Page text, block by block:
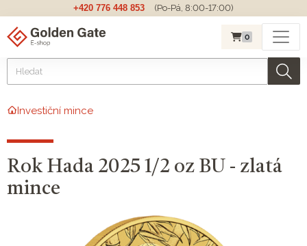
+420 776 448 853 (Po-Pá, 8:00-17:00)
0
Investiční mince
Rok Hada 2025 1/2 oz BU - zlatá
mince